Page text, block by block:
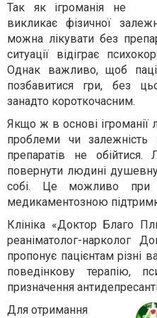
Так як ігроманія не
викликає фізичної
можна лікувати без
ситуації відіграє
Однак важливо, щоб
позбавитися гри, без
занадто короткочасним.
Якщо ж в основі ігроманії
проблеми чи
препаратів не обійтися.
повернути людині
собі. Це можливо при
медикаментозною
Клініка «Доктор Благо
реаніматолог-нарколог
пропонує пацієнтам різні
поведінкову терапію,
призначення
Для отримання